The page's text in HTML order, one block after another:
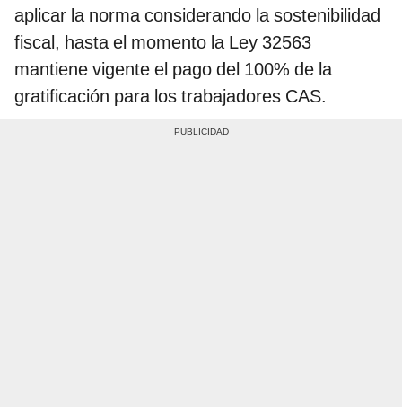
aplicar la norma considerando la sostenibilidad
fiscal, hasta el momento la Ley 32563
mantiene vigente el pago del 100% de la
gratificación para los trabajadores CAS.